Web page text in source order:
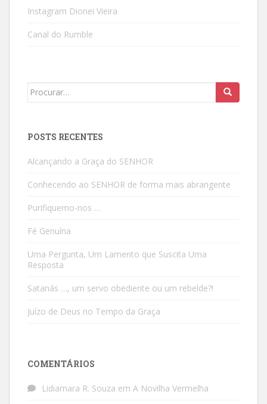
Instagram Dionei Vieira
Canal do Rumble
Search
POSTS RECENTES
Alcançando a Graça do SENHOR
Conhecendo ao SENHOR de forma mais abrangente
Purifiquemo-nos …
Fé Genuína
Uma Pergunta, Um Lamento que Suscita Uma
Resposta
Satanás …, um servo obediente ou um rebelde?!
Juízo de Deus no Tempo da Graça
COMENTÁRIOS
Lidiamara R. Souza em A Novilha Vermelha